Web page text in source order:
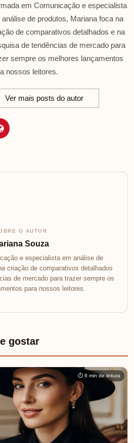
em Comunicação e especialista
análise de produtos, Mariana foca na
de comparativos detalhados e na
de tendências de mercado para
sempre os melhores lançamentos
nossos leitores.
Ver mais posts do autor
O AUTOR
Souza
e especialista em análise de
criação de comparativos detalhados
de mercado para trazer sempre os
para nossos leitores.
gostar
⏱ 8 min de leitura